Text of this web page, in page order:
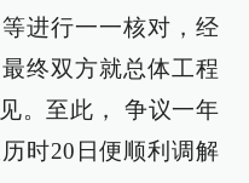
进行一一核对，经
终双方就总体工程
。至此， 争议一年
时20日便顺利调解